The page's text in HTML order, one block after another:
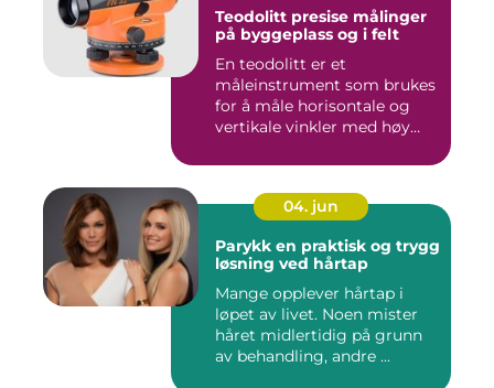
Teodolitt presise målinger
på byggeplass og i felt
En teodolitt er et
måleinstrument som brukes
for å måle horisontale og
vertikale vinkler med høy
04. jun
Parykk en praktisk og trygg
løsning ved hårtap
Mange opplever hårtap i
løpet av livet. Noen mister
håret midlertidig på grunn
av behandling, andre ...